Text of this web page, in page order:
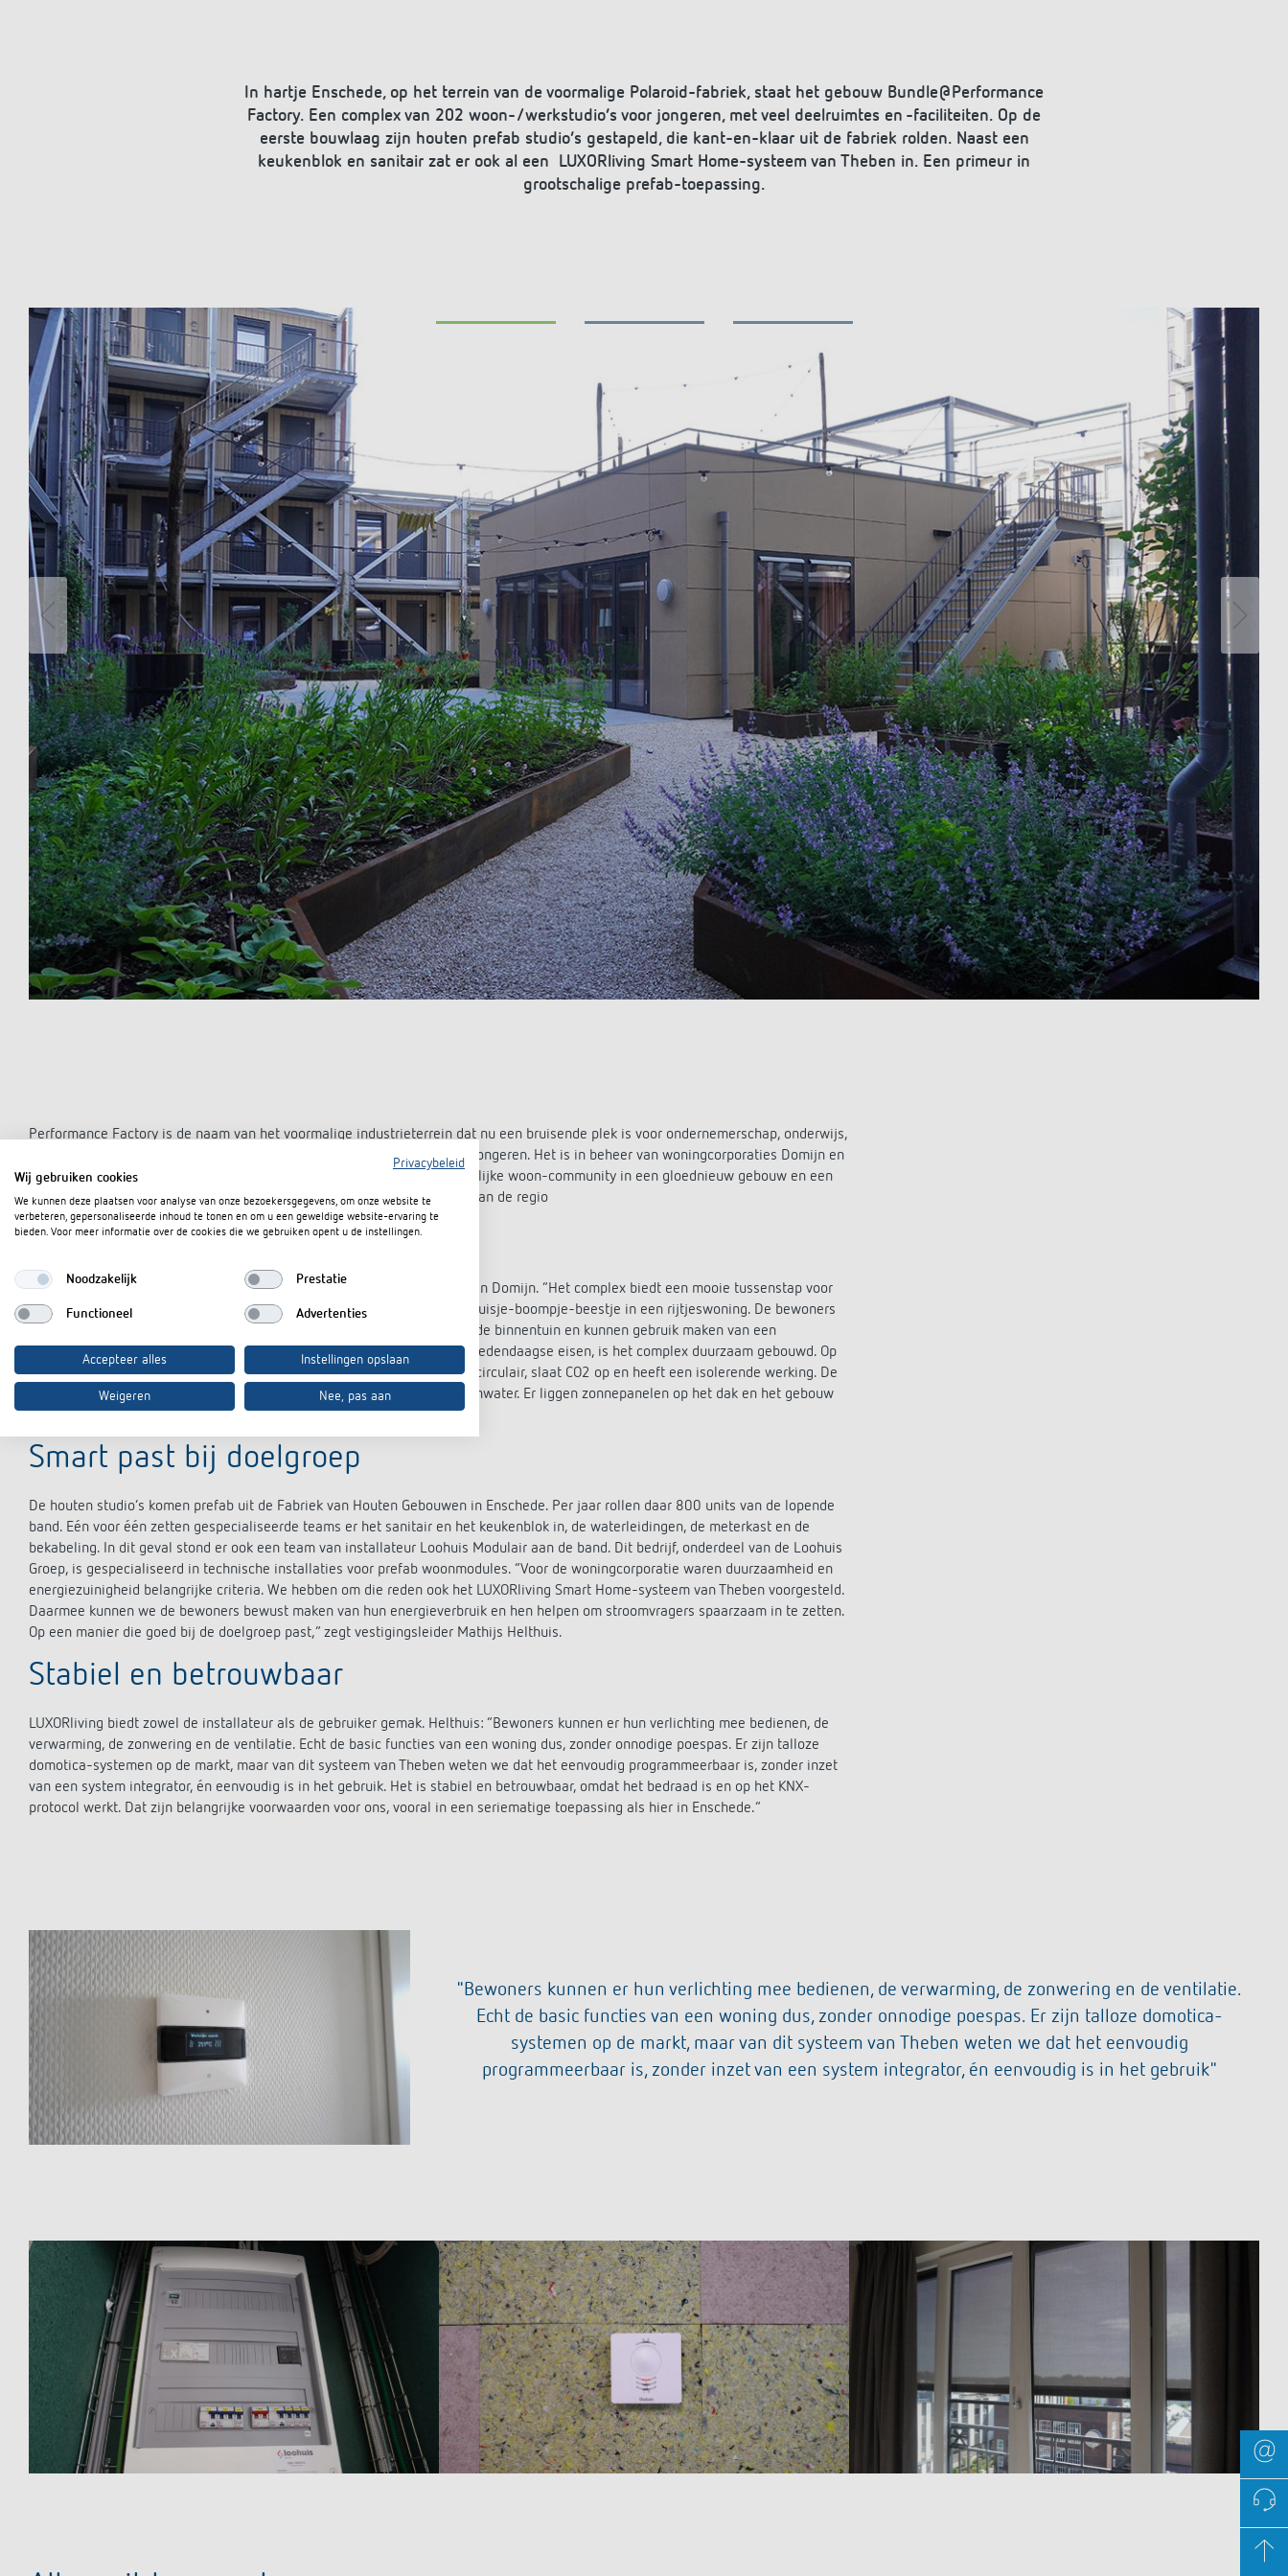
In hartje Enschede, op het terrein van de voormalige Polaroid-fabriek, staat het gebouw Bundle@Performance
Factory. Een complex van 202 woon-/werkstudio’s voor jongeren, met veel deelruimtes en -faciliteiten. Op de
eerste bouwlaag zijn houten prefab studio’s gestapeld, die kant-en-klaar uit de fabriek rolden. Naast een
keukenblok en sanitair zat er ook al een LUXORliving Smart Home-systeem van Theben in. Een primeur in
grootschalige prefab-toepassing.
Performance Factory is de naam van het voormalige industrieterrein dat nu een bruisende plek is voor ondernemerschap, onderwijs,
kunst, cultuur en sport. Hier staat ook het wooncomplex voor werkende jongeren. Het is in beheer van woningcorporaties Domijn en
De Veste, onder hun gezamenlijke merknaam Bundle. Met een aantrekkelijke woon-community in een gloednieuw gebouw en een
levendig gebied, hopen ze bij te dragen aan het binden van jong talent aan de regio
Duurzaam en circulair
De studio’s waren in no time gevuld, vertelt projectleider Dirk Roskam van Domijn. “Het complex biedt een mooie tussenstap voor
jongeren die een studentenkamer gewend zijn en nog niet toe zijn aan huisje-boompje-beestje in een rijtjeswoning. De bewoners
zijn allemaal tussen de 18 en 35 jaar. Ze wonen op zichzelf maar delen de binnentuin en kunnen gebruik maken van een
gezamenlijke ontmoetingsruimte en flex-werkplekken.” Passend bij de hedendaagse eisen, is het complex duurzaam gebouwd. Op
de traditionele onderbouw staan massief houten woonmodules. Hout is circulair, slaat CO2 op en heeft een isolerende werking. De
groene gevels en binnentuin zorgen voor verkoeling en opvang van regenwater. Er liggen zonnepanelen op het dak en het gebouw
wordt verwarmd door een duurzaam warmtenet.
Smart past bij doelgroep
De houten studio’s komen prefab uit de Fabriek van Houten Gebouwen in Enschede. Per jaar rollen daar 800 units van de lopende
band. Eén voor één zetten gespecialiseerde teams er het sanitair en het keukenblok in, de waterleidingen, de meterkast en de
bekabeling. In dit geval stond er ook een team van installateur Loohuis Modulair aan de band. Dit bedrijf, onderdeel van de Loohuis
Groep, is gespecialiseerd in technische installaties voor prefab woonmodules. “Voor de woningcorporatie waren duurzaamheid en
energiezuinigheid belangrijke criteria. We hebben om die reden ook het LUXORliving Smart Home-systeem van Theben voorgesteld.
Daarmee kunnen we de bewoners bewust maken van hun energieverbruik en hen helpen om stroomvragers spaarzaam in te zetten.
Op een manier die goed bij de doelgroep past,” zegt vestigingsleider Mathijs Helthuis.
Stabiel en betrouwbaar
LUXORliving biedt zowel de installateur als de gebruiker gemak. Helthuis: “Bewoners kunnen er hun verlichting mee bedienen, de
verwarming, de zonwering en de ventilatie. Echt de basic functies van een woning dus, zonder onnodige poespas. Er zijn talloze
domotica-systemen op de markt, maar van dit systeem van Theben weten we dat het eenvoudig programmeerbaar is, zonder inzet
van een system integrator, én eenvoudig is in het gebruik. Het is stabiel en betrouwbaar, omdat het bedraad is en op het KNX-
protocol werkt. Dat zijn belangrijke voorwaarden voor ons, vooral in een seriematige toepassing als hier in Enschede.”
"Bewoners kunnen er hun verlichting mee bedienen, de verwarming, de zonwering en de ventilatie.
Echt de basic functies van een woning dus, zonder onnodige poespas. Er zijn talloze domotica-
systemen op de markt, maar van dit systeem van Theben weten we dat het eenvoudig
programmeerbaar is, zonder inzet van een system integrator, én eenvoudig is in het gebruik"
Privacybeleid
Wij gebruiken cookies
We kunnen deze plaatsen voor analyse van onze bezoekersgegevens, om onze website te
verbeteren, gepersonaliseerde inhoud te tonen en om u een geweldige website-ervaring te
bieden. Voor meer informatie over de cookies die we gebruiken opent u de instellingen.
Noodzakelijk Prestatie
Functioneel Advertenties
Accepteer alles Instellingen opslaan
Weigeren Nee, pas aan